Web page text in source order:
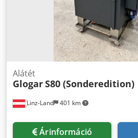
Linz-Land 401 km
Alátét
GlogarS80 (Sonderedition)
Árinformáció